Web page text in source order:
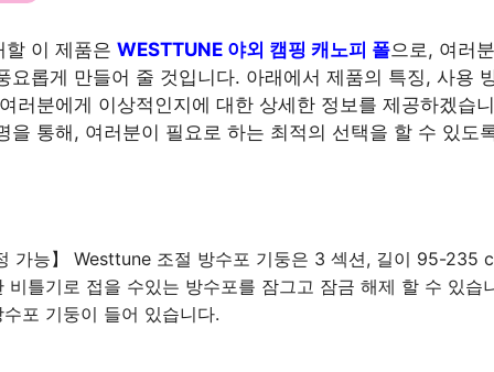
할 이 제품은 WESTTUNE 야외 캠핑 캐노피 폴으로, 여러
요롭게 만들어 줄 것입니다. 아래에서 제품의 특징, 사용
러분에게 이상적인지에 대한 상세한 정보를 제공하겠습
을 통해, 여러분이 필요로 하는 최적의 선택을 할 수 있도
가능】 Westtune 조절 방수포 기둥은 3 섹션, 길이 95-235
비틀기로 접을 수있는 방수포를 잠그고 잠금 해제 할 수 있습
포 기둥이 들어 있습니다.